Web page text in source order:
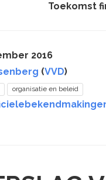
Toekomst
2016
(VVD)
organisatie en beleid